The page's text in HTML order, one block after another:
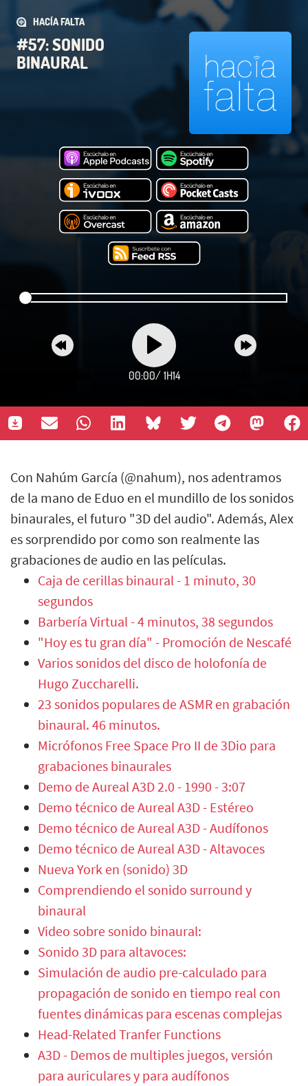
HACÍA FALTA
#57: SONIDO
BINAURAL
00:00/ 1H14
Con Nahúm García (@nahum), nos adentramos
de la mano de Eduo en el mundillo de los sonidos
binaurales, el futuro "3D del audio". Además, Alex
es sorprendido por como son realmente las
grabaciones de audio en las películas.
Caja de cerillas binaural - 1 minuto, 30
segundos
Barbería Virtual - 4 minutos, 38 segundos
"Hoy es tu gran día" - Promoción de Nescafé
Varios sonidos del disco de holofonía de
Hugo Zuccharelli.
23 sonidos populares de ASMR en grabación
binaural. 46 minutos.
Micrófonos Free Space Pro II de 3Dio para
grabaciones binaurales
Demo de Aureal A3D 2.0 - 1990 - 3:07
Demo técnico de Aureal A3D - Estéreo
Demo técnico de Aureal A3D - Audífonos
Demo técnico de Aureal A3D - Altavoces
Nueva York en (sonido) 3D
Comprendiendo el sonido surround y
binaural
Video sobre sonido binaural:
Sonido 3D para altavoces:
Simulación de audio pre-calculado para
propagación de sonido en tiempo real con
fuentes dinámicas para escenas complejas
Head-Related Tranfer Functions
A3D - Demos de multiples juegos, versión
para auriculares y para audífonos